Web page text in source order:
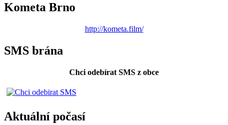
Kometa Brno
http://kometa.film/
SMS brána
Chci odebírat SMS z obce
Aktuální počasí